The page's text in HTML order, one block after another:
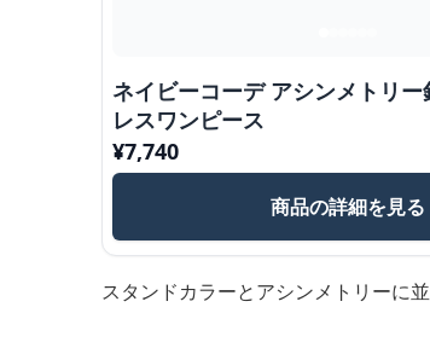
ネイビーコーデ アシンメトリ
レスワンピース
¥7,740
商品の詳細を見る
スタンドカラーとアシンメトリーに